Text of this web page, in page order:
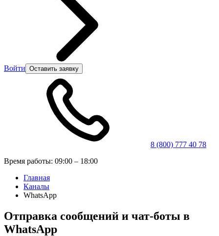
Войти Оставить заявку
8 (800) 777 40 78
Время работы: 09:00 – 18:00
Главная
Каналы
WhatsApp
Отправка сообщений и чат-боты в
WhatsApp